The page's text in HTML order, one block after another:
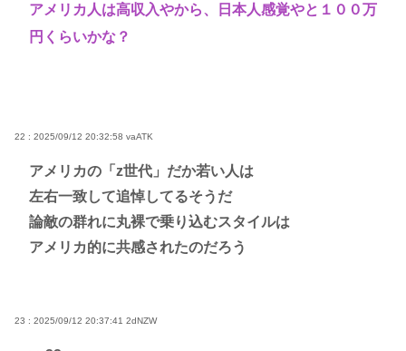
アメリカ人は高収入やから、日本人感覚やと１００万
円くらいかな？
22 : 2025/09/12 20:32:58 vaATK
アメリカの「z世代」だか若い人は
左右一致して追悼してるそうだ
論敵の群れに丸裸で乗り込むスタイルは
アメリカ的に共感されたのだろう
23 : 2025/09/12 20:37:41 2dNZW